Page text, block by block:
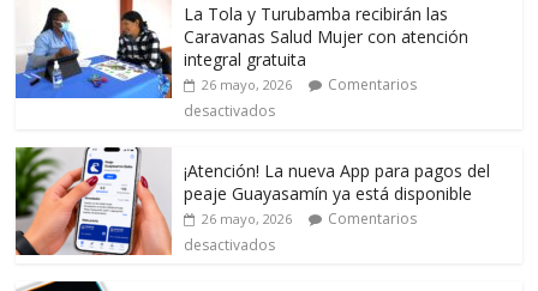
La Tola y Turubamba recibirán las
Caravanas Salud Mujer con atención
integral gratuita
26 mayo, 2026
Comentarios
desactivados
¡Atención! La nueva App para pagos del
peaje Guayasamín ya está disponible
26 mayo, 2026
Comentarios
desactivados